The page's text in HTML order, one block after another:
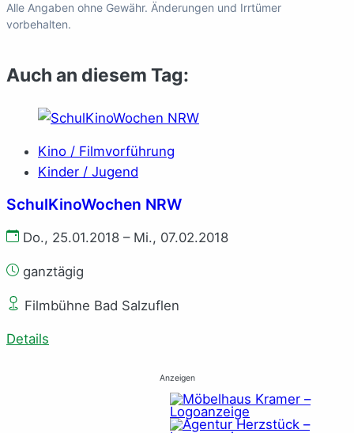
Alle Angaben ohne Gewähr. Änderungen und Irrtümer
vorbehalten.
Auch an diesem Tag:
Kino / Filmvorführung
Kinder / Jugend
SchulKinoWochen NRW
Do., 25.01.2018 – Mi., 07.02.2018
ganztägig
Filmbühne Bad Salzuflen
Details
Anzeigen